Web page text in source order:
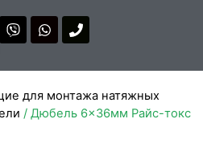
для монтажа натяжных
/ Дюбель 6×36мм Райс-токс